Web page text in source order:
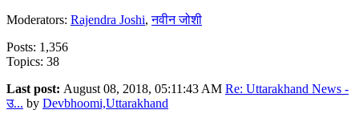
Moderators: Rajendra Joshi,नवीन जोशी
Posts: 1,356
Topics: 38
Last post: August 08, 2018, 05:11:43 AM Re: Uttarakhand News -
उ... by Devbhoomi,Uttarakhand